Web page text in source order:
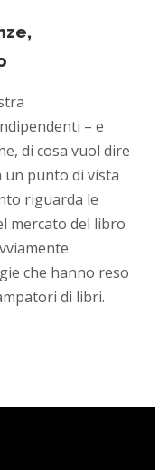
– e
di cosa vuol dire
un punto di vista
riguarda le
mercato del libro
che hanno reso
di libri.